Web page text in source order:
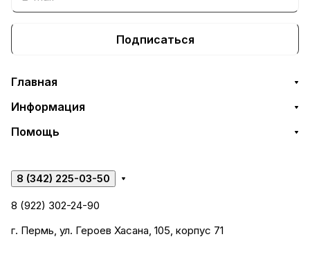
Подписаться
Главная
Информация
Помощь
8 (342) 225-03-50
8 (922) 302-24-90
г. Пермь, ул. Героев Хасана, 105, корпус 71